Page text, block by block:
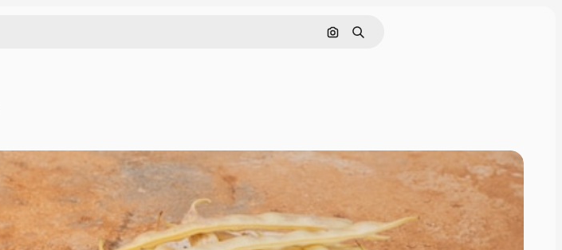
Cerca per immagine
Ricerca